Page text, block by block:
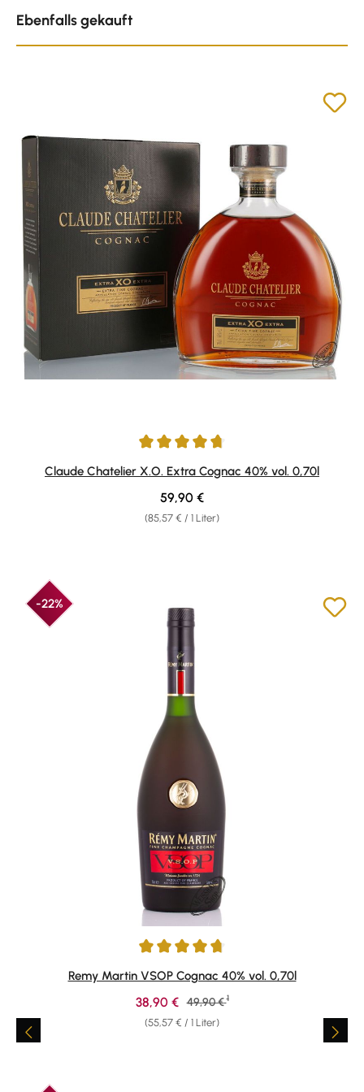
Ebenfalls gekauft
Durchschnittliche Bewertung von 4.75 von 5 Sternen
Claude Chatelier X.O. Extra Cognac 40% vol. 0,70l
(85,57 € / 1 Liter)
Regulärer Preis:
59,90 €
-22%
Durchschnittliche Bewertung von 4.86 von 5 Sternen
Remy Martin VSOP Cognac 40% vol. 0,70l
(55,57 € / 1 Liter)
Verkaufspreis:
38,90 € Regulärer Preis:
49,90 € 1